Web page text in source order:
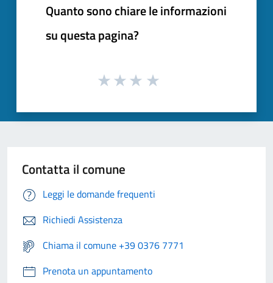
Quanto sono chiare le informazioni
su questa pagina?
Contatta il comune
Leggi le domande frequenti
Richiedi Assistenza
Chiama il comune +39 0376 7771
Prenota un appuntamento